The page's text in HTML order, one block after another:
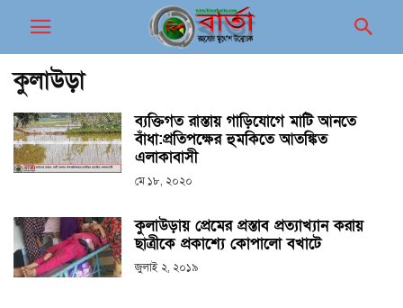
কুলাউড়া
ব্যক্তিগত রাস্তায় গাড়িযোগে মাটি আনতে
বাঁধা:প্রতিপক্ষের হুমকিতে আতঙ্কিত
এলাকাবাসী
মে ১৮, ২০২০
কুলাউড়ায় প্রেমের প্রস্তাব প্রত্যাখ্যান করায়
ছাত্রীকে প্রকাশ্যে কোপালো বখাটে
জুলাই ২, ২০১৯